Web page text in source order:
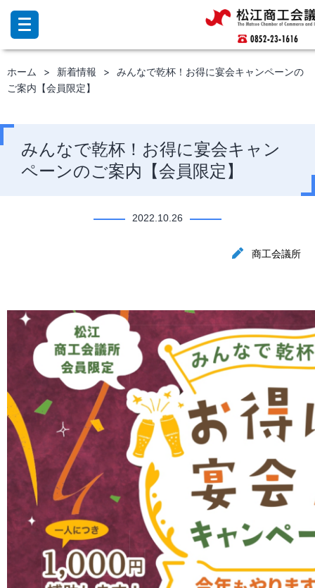
ン
ツ
へ
ホーム 新着情報
みんなで乾杯！お得に宴会キャンペーンの
ご案内【会員限定】
みんなで乾杯！お得に宴会キャン
ペーンのご案内【会員限定】
2022.10.26
商工会議所